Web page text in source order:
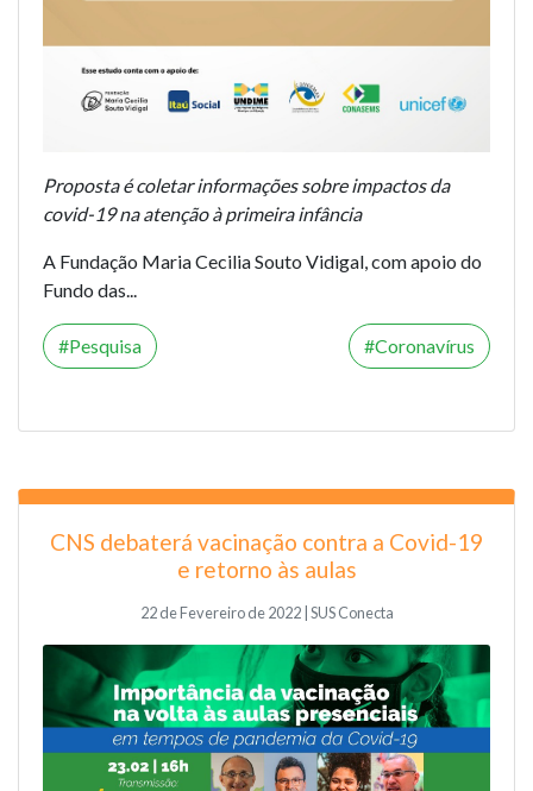
Proposta é coletar informações sobre impactos da
covid-19 na atenção à primeira infância
A Fundação Maria Cecilia Souto Vidigal, com apoio do
Fundo das...
Pesquisa Coronavírus
CNS debaterá vacinação contra a Covid-19
e retorno às aulas
22 de Fevereiro de 2022 | SUS Conecta